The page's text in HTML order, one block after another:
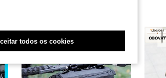
todos os cookies